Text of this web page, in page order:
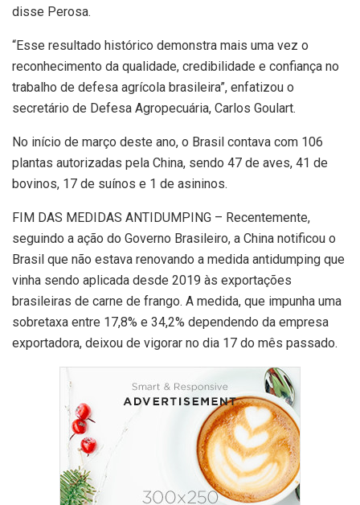
disse Perosa.
“Esse resultado histórico demonstra mais uma vez o
reconhecimento da qualidade, credibilidade e confiança no
trabalho de defesa agrícola brasileira”, enfatizou o
secretário de Defesa Agropecuária, Carlos Goulart.
No início de março deste ano, o Brasil contava com 106
plantas autorizadas pela China, sendo 47 de aves, 41 de
bovinos, 17 de suínos e 1 de asininos.
FIM DAS MEDIDAS ANTIDUMPING – Recentemente,
seguindo a ação do Governo Brasileiro, a China notificou o
Brasil que não estava renovando a medida antidumping que
vinha sendo aplicada desde 2019 às exportações
brasileiras de carne de frango. A medida, que impunha uma
sobretaxa entre 17,8% e 34,2% dependendo da empresa
exportadora, deixou de vigorar no dia 17 do mês passado.